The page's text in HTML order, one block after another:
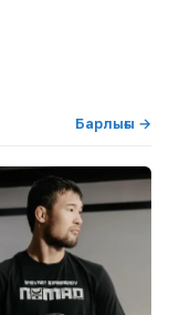
Барлығы →